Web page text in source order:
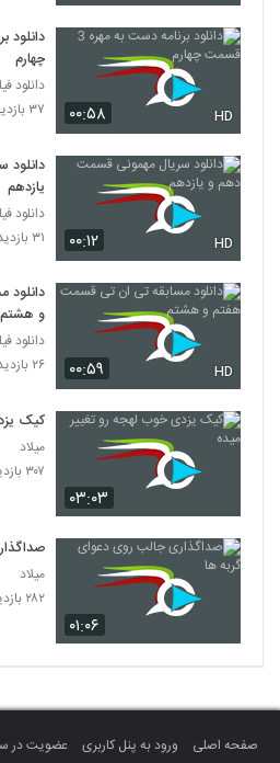
۰۰:۵۸ HD
چهارم
دانلود
۳۷ بازدید
۰۰:۱۲ HD
یازدهم
دانلود
۳۱ بازدید
۰۰:۵۹ HD
و هشتم
دانلود
۲۶ بازدید
۰۳:۰۳
کیک
میلاد
۳۰۷ بازدید
۰۱:۰۶
میلاد
۲۸۲ بازدید
صفحه اصلی ورود به پنل کاربری عضویت در